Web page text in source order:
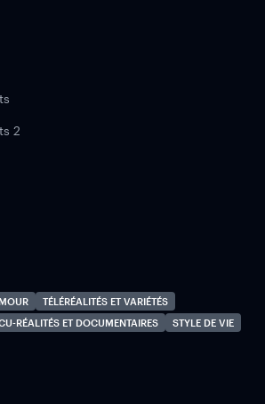
2
TÉLÉRÉALITÉS ET VARIÉTÉS
RÉALITÉS ET DOCUMENTAIRES
STYLE DE VIE